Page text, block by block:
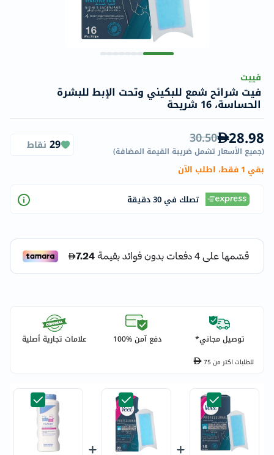
فييت
فيت شرائح شمع للبكيني وتحت الإبط للبشرة
الحساسة، 16 شريحة
28.98
30.50
(جميع الأسعار تشمل ضريبة القيمة المضافة)
29 نقاط
بقي 1 فقط، اطلب الآن
تصلك في 30 دقيقة
توصيل مجاني* دفع آمن %100 علامات تجارية أصلية
للطلبات اكتر من75